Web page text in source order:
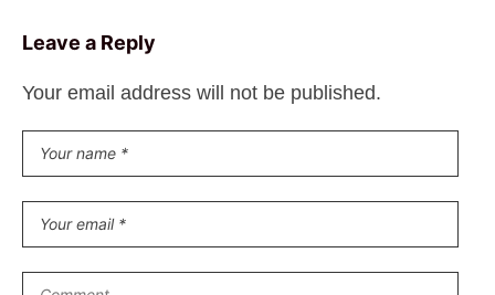
Leave a Reply
Your email address will not be published.